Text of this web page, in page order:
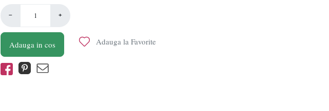
− +
Adauga in cos Adauga la Favorite